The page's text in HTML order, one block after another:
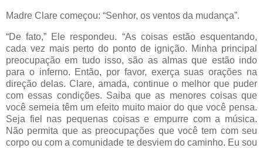
Madre Clare começou: “Senhor, os ventos da mudança”.
“De fato,” Ele respondeu. “As coisas estão esquentando,
cada vez mais perto do ponto de ignição. Minha principal
preocupação em tudo isso, são as almas que estão indo
para o inferno. Então, por favor, exerça suas orações na
direção delas. Clare, amada, continue o melhor que puder
com essas condições. Saiba que as menores coisas que
você semeia têm um efeito muito maior do que você pensa.
Seja fiel nas pequenas coisas e empurre com a música.
Não permita que as preocupações que você tem com seu
corpo ou com a comunidade te desviem do caminho. Eu sou